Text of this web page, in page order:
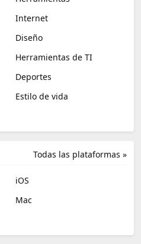
Internet
Diseño
Herramientas de TI
Deportes
Estilo de vida
Todas las plataformas »
iOS
Mac